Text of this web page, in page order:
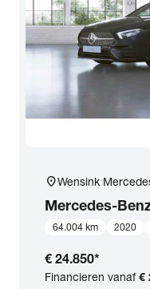
location_onWensink
Mercedes-
64.004 km 2020
€ 24.850*
Financieren vanaf€